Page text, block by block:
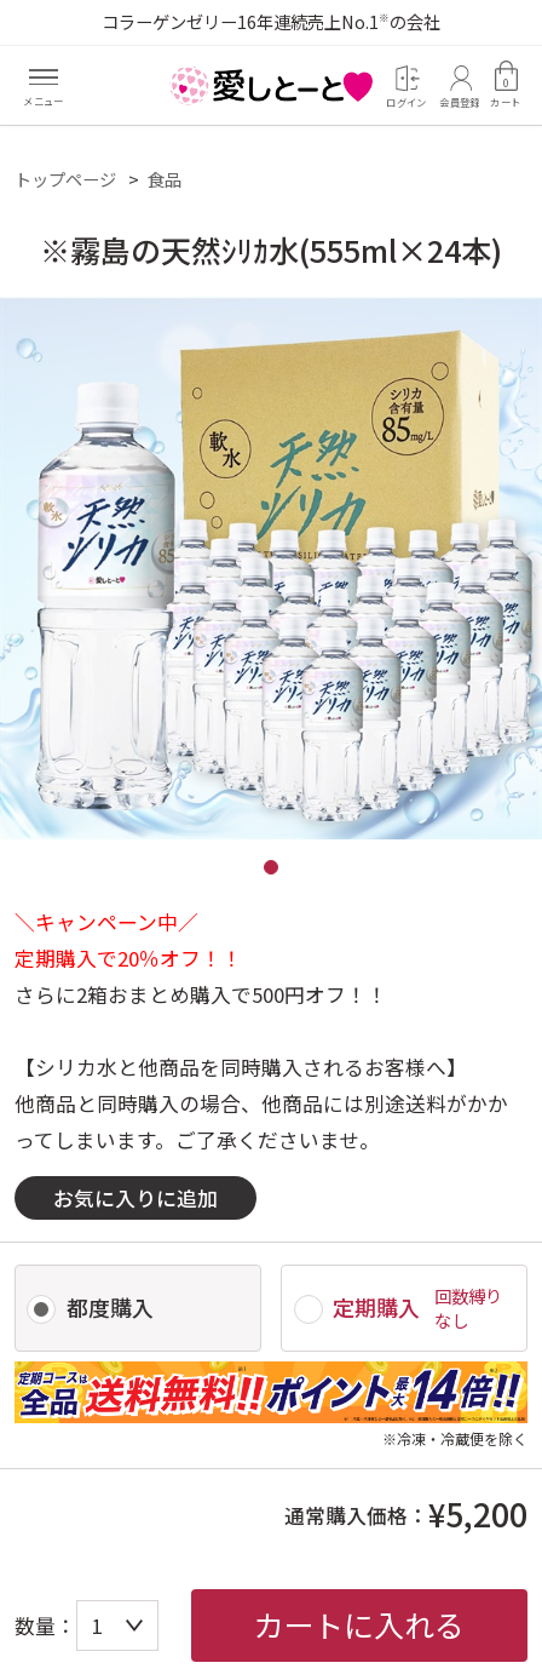
コラーゲンゼリー16年連続売上No.1 ※の会社
ログイン 会員登録 カート
0
トップページ 食品
※霧島の天然ｼﾘｶ水(555ml×24本)
＼キャンペーン中／
定期購入で20％オフ！！
さらに2箱おまとめ購入で500円オフ！！
【シリカ水と他商品を同時購入されるお客様へ】
他商品と同時購入の場合、他商品には別途送料がかか
ってしまいます。ご了承くださいませ。
お気に入りに追加
都度購入 定期購入
回数縛り
なし
※冷凍・冷蔵便を除く
通常購入価格：¥5,200
数量： カートに入れる